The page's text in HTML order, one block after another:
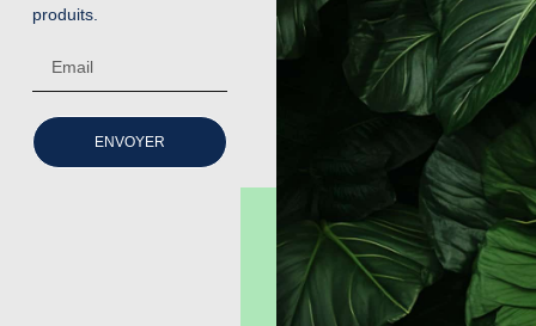
produits.
ENVOYER